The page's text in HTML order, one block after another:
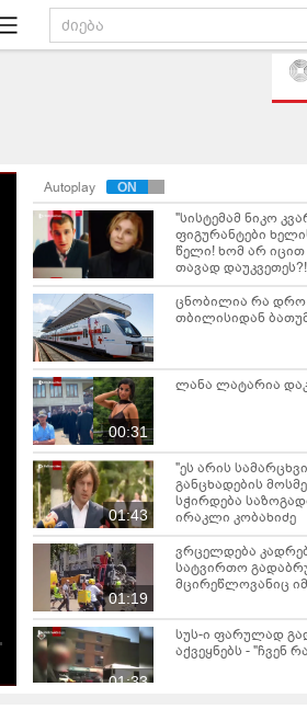
Autoplay
"სისტემამ ნიკო
ფიგურანტები
წელი! ხომ არ
თავად
დედა
ცნობილია რა დრო
თბილისიდან
00:31
ლანა ლატარია
01:43
"ეს არის
განცხადების მოსმენა, ამას
სჭირდება
ირაკლი კობახიძე
01:19
ვრცელდება
სატვირთო
მცირეწლოვანიც
01:33
სუს-ი ფარულად
აქვეყნებს - "ჩვენ